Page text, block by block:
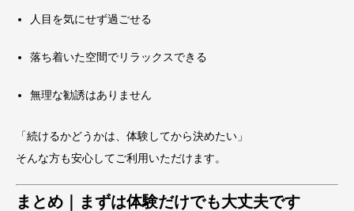
人目を気にせず過ごせる
落ち着いた空間でリラックスできる
無理な勧誘はありません
「続けるかどうかは、体験してから決めたい」
そんな方も安心してご利用いただけます。
まとめ｜まずは体験だけでも大丈夫です